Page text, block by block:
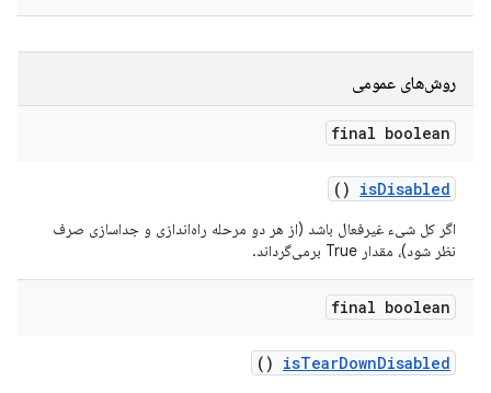
روش‌های عمومی
final boolean
isDisabled
()
اگر کل شیء غیرفعال باشد (از هر دو مرحله راه‌اندازی و جداسازی صرف
نظر شود)، مقدار True برمی‌گرداند.
final boolean
isTearDownDisabled
()